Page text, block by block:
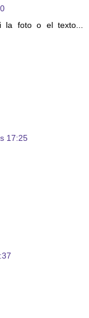
la foto o el texto...
17:25